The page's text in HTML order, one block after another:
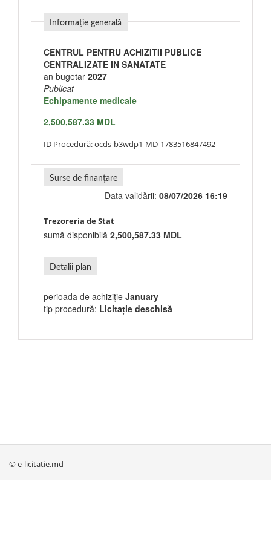
Informație generală
CENTRUL PENTRU ACHIZITII PUBLICE
CENTRALIZATE IN SANATATE
an bugetar 2027
Publicat
Echipamente medicale
2,500,587.33 MDL
ID Procedură:ocds-b3wdp1-MD-1783516847492
Surse de finanțare
Data validării: 08/07/2026 16:19
Trezoreria de Stat
sumă disponibilă 2,500,587.33 MDL
Detalii plan
perioada de achiziție January
tip procedură: Licitație deschisă
© e-licitatie.md